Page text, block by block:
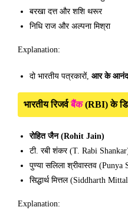
बरखा दत्त और शशि थरूर
निधि राज और अल्पना मिश्रा
Explanation:
दो भारतीय पत्रकारों, आर के आनंद
भारतीय रिजर्वबैंक(RBI) के
रोहित जैन (Rohit Jain)
टी. रबी शंकर (T. Rabi
पुण्या सलिला श्रीवास्तव
सिद्धार्थ मित्तल (Siddharth
Explanation: